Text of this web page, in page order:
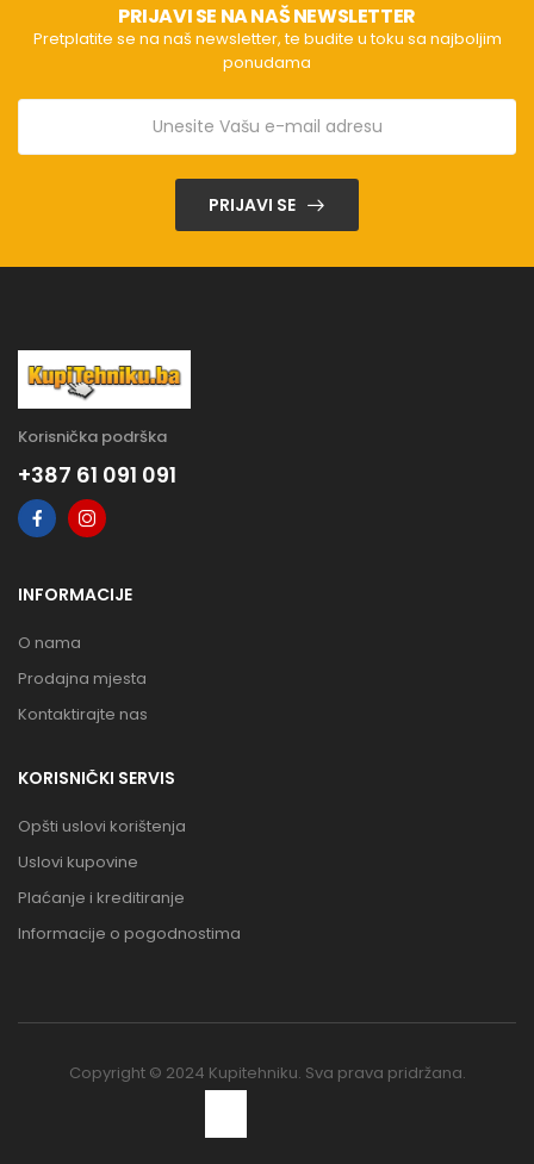
PRIJAVI SE NA NAŠ NEWSLETTER
Pretplatite se na naš newsletter, te budite u toku sa najboljim
ponudama
PRIJAVI SE
Korisnička podrška
+387 61 091 091
INFORMACIJE
O nama
Prodajna mjesta
Kontaktirajte nas
KORISNIČKI SERVIS
Opšti uslovi korištenja
Uslovi kupovine
Plaćanje i kreditiranje
Informacije o pogodnostima
Copyright © 2024 Kupitehniku. Sva prava pridržana.